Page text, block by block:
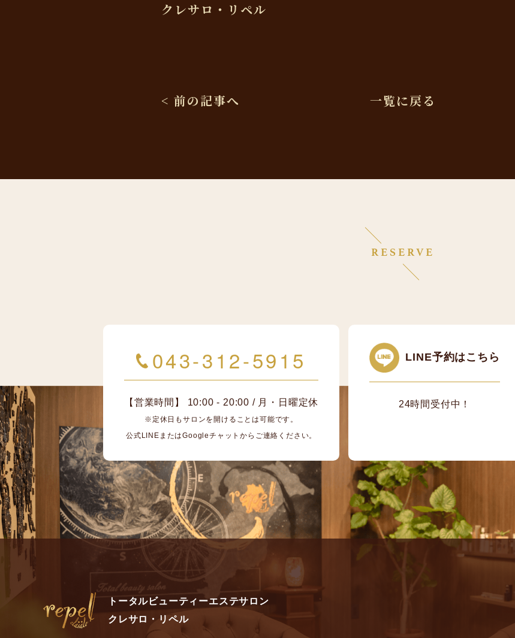
クレサロ・リペル
< 前の記事へ 一覧に戻る
RESERVE
043-312-5915
【営業時間】 10:00 - 20:00 / 月・日曜定休
※定休日もサロンを開けることは可能です。
公式LINEまたはGoogleチャットからご連絡ください。
LINE予約はこちら
24時間受付中！
トータルビューティーエステサロン
クレサロ・リペル